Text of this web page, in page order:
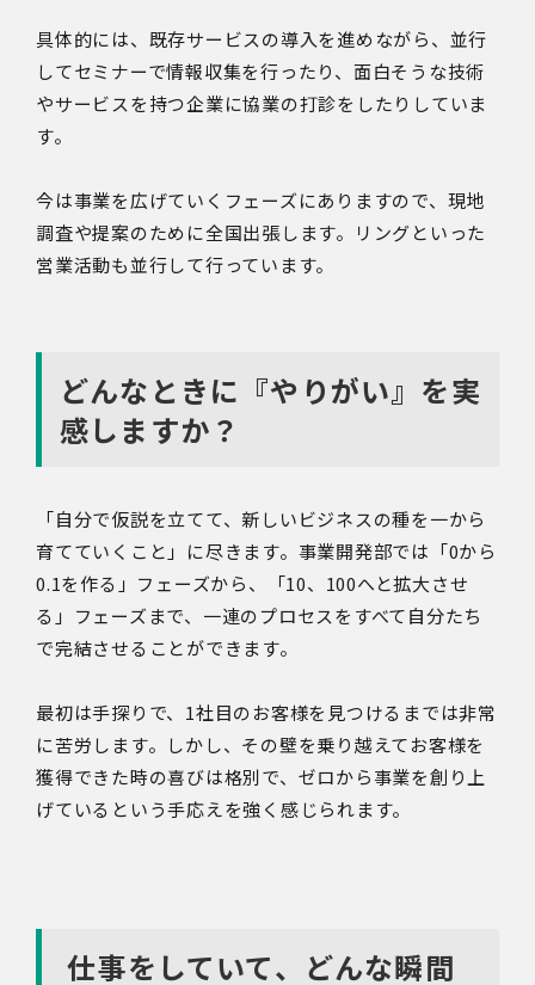
具体的には、既存サービスの導入を進めながら、並行
してセミナーで情報収集を行ったり、面白そうな技術
やサービスを持つ企業に協業の打診をしたりしていま
す。
今は事業を広げていくフェーズにありますので、現地
調査や提案のために全国出張します。リングといった
営業活動も並行して行っています。
どんなときに『やりがい』を実
感しますか？
「自分で仮説を立てて、新しいビジネスの種を一から
育てていくこと」に尽きます。事業開発部では「0から
0.1を作る」フェーズから、「10、100へと拡大させ
る」フェーズまで、一連のプロセスをすべて自分たち
で完結させることができます。
最初は手探りで、1社目のお客様を見つけるまでは非常
に苦労します。しかし、その壁を乗り越えてお客様を
獲得できた時の喜びは格別で、ゼロから事業を創り上
げているという手応えを強く感じられます。
仕事をしていて、どんな瞬間